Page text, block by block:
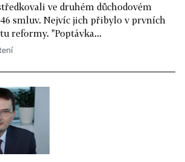
ve druhém důchodovém
smluv. Nejvíc jich přibylo v prvních
reformy. "Poptávka...